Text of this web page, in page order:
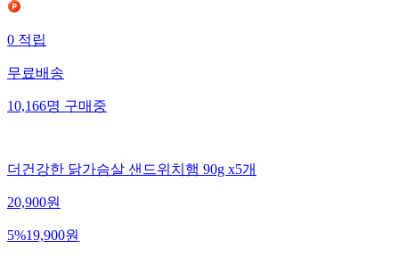
0 적립
무료배송
10,166명 구매중
더건강한 닭가슴살 샌드위치햄 90g x5개
20,900원
5%19,900원